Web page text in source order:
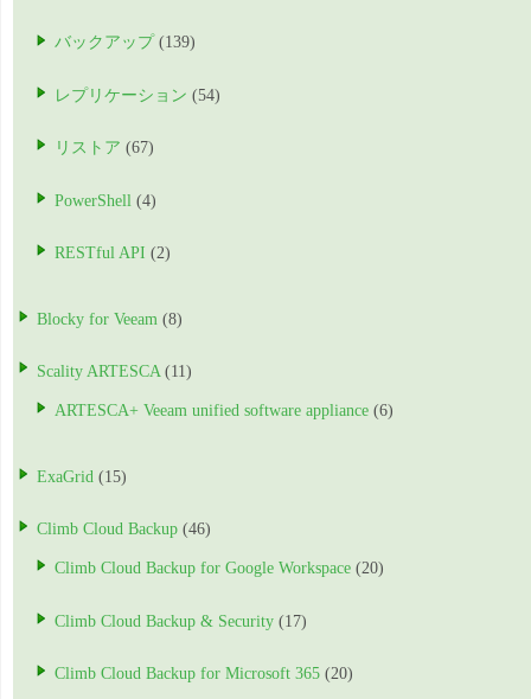
バックアップ (139)
レプリケーション (54)
リストア (67)
PowerShell (4)
RESTful API (2)
Blocky for Veeam (8)
Scality ARTESCA (11)
ARTESCA+ Veeam unified software appliance (6)
ExaGrid (15)
Climb Cloud Backup (46)
Climb Cloud Backup for Google Workspace (20)
Climb Cloud Backup & Security (17)
Climb Cloud Backup for Microsoft 365 (20)